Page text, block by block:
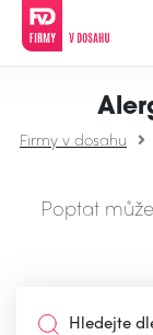
Firmy v dosahu
Poptat
Hledejte